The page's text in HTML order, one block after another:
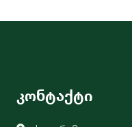
კონტაქტი